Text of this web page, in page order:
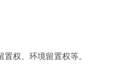
权、环境留置权等。